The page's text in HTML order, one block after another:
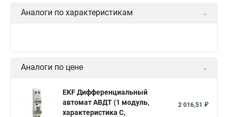
Аналоги по характеристикам
Аналоги по цене
EKF Дифференциальный
автомат АВДТ (1 модуль,
характеристика C,
2 016,51 ₽